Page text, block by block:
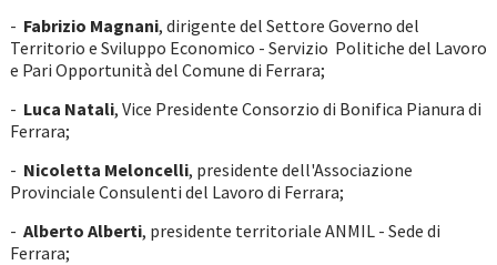
- Fabrizio Magnani, dirigente del Settore Governo del
Territorio e Sviluppo Economico - Servizio Politiche del Lavoro
e Pari Opportunità del Comune di Ferrara;
- Luca Natali, Vice Presidente Consorzio di Bonifica Pianura di
Ferrara;
- Nicoletta Meloncelli, presidente dell'Associazione
Provinciale Consulenti del Lavoro di Ferrara;
- Alberto Alberti, presidente territoriale ANMIL - Sede di
Ferrara;